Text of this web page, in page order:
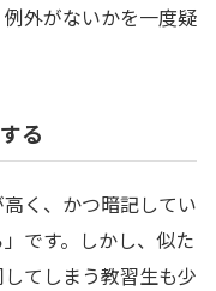
外がないかを一度疑
る
く、かつ暗記してい
です。しかし、似た
てしまう教習生も少